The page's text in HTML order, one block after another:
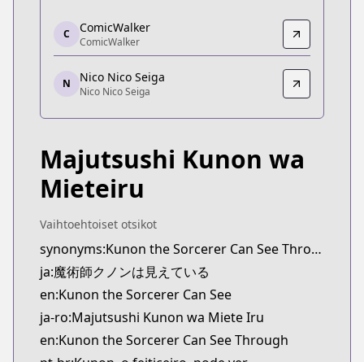
ComicWalker
ComicWalker
https://comic-walker.com/contents/detail/
Nico Nico Seiga
Nico Nico Seiga
https://seiga.nicovideo.jp/comic/58094
C ComicWalker
ComicWalker
N Nico Nico Seiga
Nico Nico Seiga
Majutsushi Kunon wa
Mieteiru
Vaihtoehtoiset otsikot
synonyms:Kunon the Sorcerer Can See Through
ja:魔術師クノンは見えている
en:Kunon the Sorcerer Can See
ja-ro:Majutsushi Kunon wa Miete Iru
en:Kunon the Sorcerer Can See Through